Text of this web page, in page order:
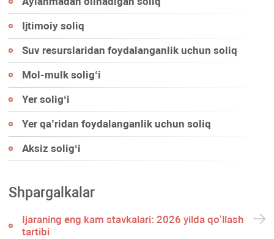
Ijtimoiy soliq
Suv resurslaridan foydalanganlik uchun soliq
Mol-mulk soligʻi
Yer soligʻi
Yer qa’ridan foydalanganlik uchun soliq
Aksiz soligʻi
Shpargalkalar
Ijaraning eng kam stavkalari: 2026 yilda qoʻllash
tartibi